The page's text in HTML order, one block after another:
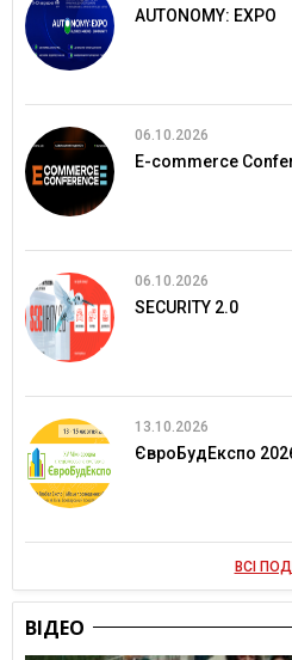
AUTONOMY: EXPO
06.10.2026
E-commerce
06.10.2026
SECURITY 2.0
13.10.2026
ЄвроБудЕкспо
ВСІ ПОДІЇ
ВІДЕО